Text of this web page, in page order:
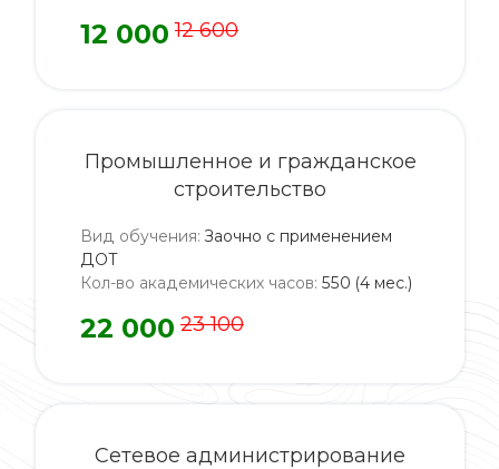
12 000 12 600
Промышленное и гражданское
строительство
Вид обучения: Заочно с применением
ДОТ
Кол-во академических часов: 550 (4 мес.)
22 000 23 100
Сетевое администрирование